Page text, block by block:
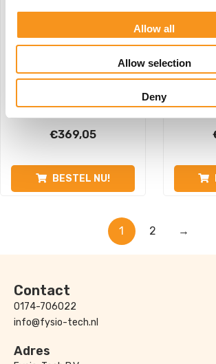
Allow all
Allow selection
Deny
Loavie Plain White
€369,05
BESTEL NU!
Finn
1 2 →
Contact
0174-706022
info@fysio-tech.nl
Adres